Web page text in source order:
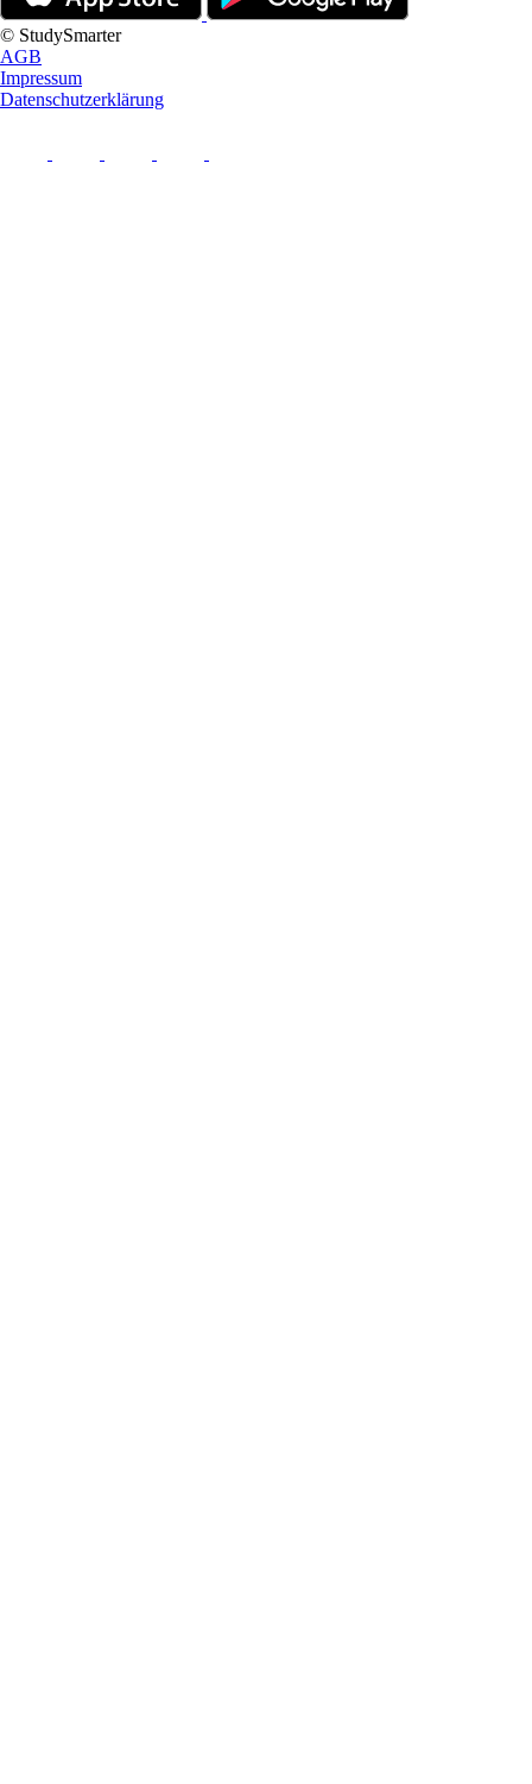
© StudySmarter
AGB
Impressum
Datenschutzerklärung